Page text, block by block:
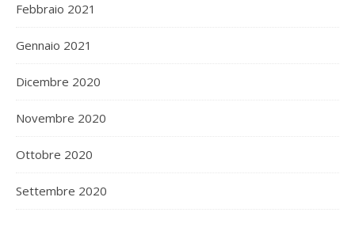
Febbraio 2021
Gennaio 2021
Dicembre 2020
Novembre 2020
Ottobre 2020
Settembre 2020